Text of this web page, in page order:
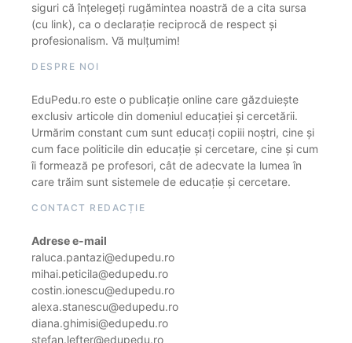
siguri că înțelegeți rugămintea noastră de a cita sursa
(cu link), ca o declarație reciprocă de respect și
profesionalism. Vă mulțumim!
DESPRE NOI
EduPedu.ro este o publicație online care găzduiește
exclusiv articole din domeniul educației și cercetării.
Urmărim constant cum sunt educați copiii noștri, cine și
cum face politicile din educație și cercetare, cine și cum
îi formează pe profesori, cât de adecvate la lumea în
care trăim sunt sistemele de educație și cercetare.
CONTACT REDACȚIE
Adrese e-mail
raluca.pantazi@edupedu.ro
mihai.peticila@edupedu.ro
costin.ionescu@edupedu.ro
alexa.stanescu@edupedu.ro
diana.ghimisi@edupedu.ro
stefan.lefter@edupedu.ro